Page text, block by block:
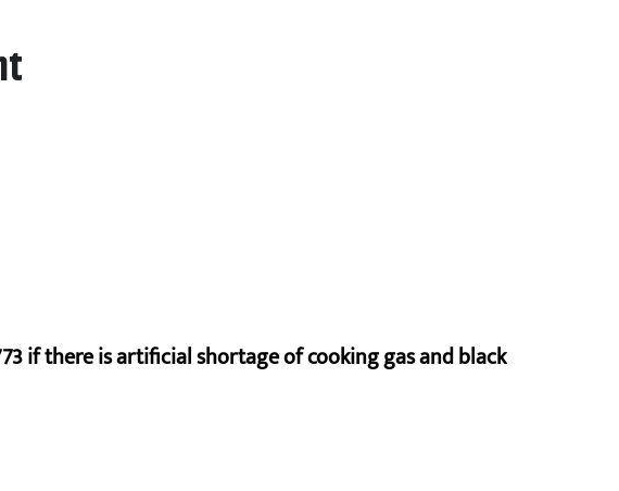
if there is artificial shortage of cooking gas and black